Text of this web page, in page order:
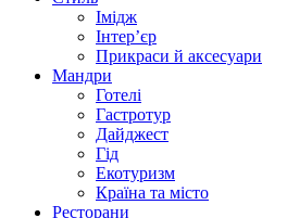
Імідж
Інтер’єр
Прикраси й аксесуари
Мандри
Готелі
Гастротур
Дайджест
Гід
Екотуризм
Країна та місто
Ресторани